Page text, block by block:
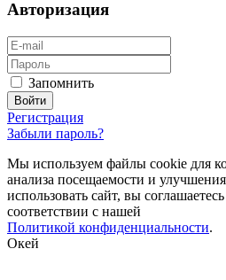
Авторизация
Запомнить
Регистрация
Забыли пароль?
Мы используем файлы cookie для
анализа посещаемости и
использовать сайт, вы
соответствии с нашей
Политикой конфиденциальности.
Окей